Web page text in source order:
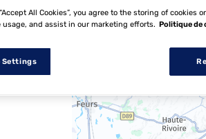
15 Top Garage à Saint-
All Cookies”, you agree to the storing of cookies
usage, and assist in our marketing efforts. Politique de
Settings